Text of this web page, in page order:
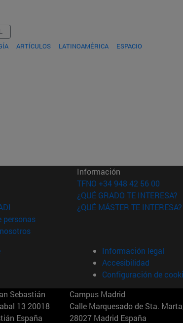
ARTÍCULOS LATINOAMÉRICA ESPACIO
en nueva ventana)
en nueva ventana)
(abre en nueva ventana)
personas(abre en nueva ventana)
(abre en nueva ventana)
Información
TFNO +34 948 42 56 00
¿QUÉ GRADO TE INTERESA?
¿QUÉ MÁSTER TE INTERESA?
Información legal
Accesibilidad
Configuración de
Sebastián
13 20018
España
Campus Madrid
Calle Marquesado de Sta.
28027 Madrid España